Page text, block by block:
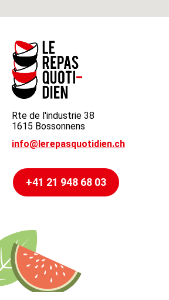
Rte de l'industrie 38
1615 Bossonnens
info@lerepasquotidien.ch
+41 21 948 68 03